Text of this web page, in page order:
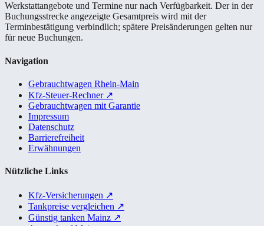
Werkstattangebote und Termine nur nach Verfügbarkeit. Der in der
Buchungsstrecke angezeigte Gesamtpreis wird mit der
Terminbestätigung verbindlich; spätere Preisänderungen gelten nur
für neue Buchungen.
Navigation
Gebrauchtwagen Rhein-Main
Kfz-Steuer-Rechner ↗
Gebrauchtwagen mit Garantie
Impressum
Datenschutz
Barrierefreiheit
Erwähnungen
Nützliche Links
Kfz-Versicherungen ↗
Tankpreise vergleichen ↗
Günstig tanken Mainz ↗